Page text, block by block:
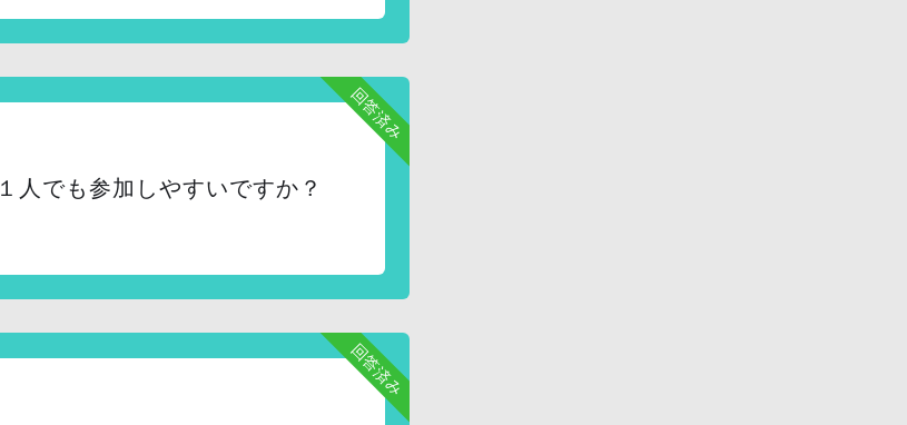
回答済み
１人でも参加しやすいですか？
回答済み